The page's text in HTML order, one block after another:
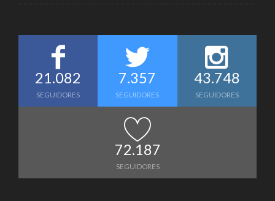
21.082
SEGUIDORES
7.357
SEGUIDORES
43.748
SEGUIDORES
72.187
SEGUIDORES